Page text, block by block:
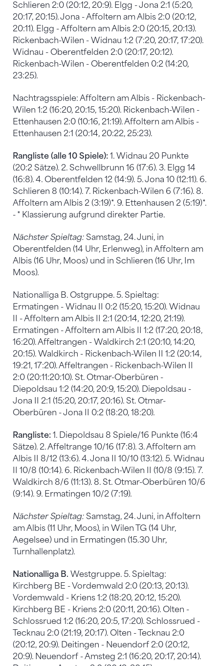
Schlieren 2:0 (20:12, 20:9). Elgg - Jona 2:1 (5:20,
20:17, 20:15). Jona - Affoltern am Albis 2:0 (20:12,
20:11). Elgg - Affoltern am Albis 2:0 (20:15, 20:13).
Rickenbach-Wilen - Widnau 1:2 (7:20, 20:17, 17:20).
Widnau - Oberentfelden 2:0 (20:17, 20:12).
Rickenbach-Wilen - Oberentfelden 0:2 (14:20,
23:25).
Nachtragsspiele: Affoltern am Albis - Rickenbach-
Wilen 1:2 (16:20, 20:15, 15:20). Rickenbach-Wilen -
Ettenhausen 2:0 (10:16, 21:19). Affoltern am Albis -
Ettenhausen 2:1 (20:14, 20:22, 25:23).
Rangliste (alle 10 Spiele): 1. Widnau 20 Punkte
(20:2 Sätze). 2. Schwellbrunn 16 (17:6). 3. Elgg 14
(16:8). 4. Oberentfelden 12 (14:9). 5. Jona 10 (12:11). 6.
Schlieren 8 (10:14). 7. Rickenbach-Wilen 6 (7:16). 8.
Affoltern am Albis 2 (3:19)*. 9. Ettenhausen 2 (5:19)*.
- * Klassierung aufgrund direkter Partie.
Nächster Spieltag: Samstag, 24. Juni, in
Oberentfelden (14 Uhr, Erlenweg), in Affoltern am
Albis (16 Uhr, Moos) und in Schlieren (16 Uhr, Im
Moos).
Nationalliga B. Ostgruppe. 5. Spieltag:
Ermatingen - Widnau II 0:2 (15:20, 15:20). Widnau
II - Affoltern am Albis II 2:1 (20:14, 12:20, 21:19).
Ermatingen - Affoltern am Albis II 1:2 (17:20, 20:18,
16:20). Affeltrangen - Waldkirch 2:1 (20:10, 14:20,
20:15). Waldkirch - Rickenbach-Wilen II 1:2 (20:14,
19:21, 17:20). Affeltrangen - Rickenbach-Wilen II
2:0 (20:11:20:10). St. Otmar-Oberbüren -
Diepoldsau 1:2 (14:20, 20:9, 15:20). Diepoldsau -
Jona II 2:1 (15:20, 20:17, 20:16). St. Otmar-
Oberbüren - Jona II 0:2 (18:20, 18:20).
Rangliste: 1. Diepoldsau 8 Spiele/16 Punkte (16:4
Sätze). 2. Affeltrange 10/16 (17:8). 3. Affoltern am
Albis II 8/12 (13:6). 4. Jona II 10/10 (13:12). 5. Widnau
II 10/8 (10:14). 6. Rickenbach-Wilen II (10/8 (9:15). 7.
Waldkirch 8/6 (11:13). 8. St. Otmar-Oberbüren 10/6
(9:14). 9. Ermatingen 10/2 (7:19).
Nächster Spieltag: Samstag, 24. Juni, in Affoltern
am Albis (11 Uhr, Moos), in Wilen TG (14 Uhr,
Aegelsee) und in Ermatingen (15.30 Uhr,
Turnhallenplatz).
Nationalliga B. Westgruppe. 5. Spieltag:
Kirchberg BE - Vordemwald 2:0 (20:13, 20:13).
Vordemwald - Kriens 1:2 (18:20, 20:12, 15:20).
Kirchberg BE - Kriens 2:0 (20:11, 20:16). Olten -
Schlossrued 1:2 (16:20, 20:5, 17:20). Schlossrued -
Tecknau 2:0 (21:19, 20:17). Olten - Tecknau 2:0
(20:12, 20:9). Deitingen - Neuendorf 2:0 (20:12,
20:9). Neuendorf - Amsteg 2:1 (16:20, 20:17, 20:14).